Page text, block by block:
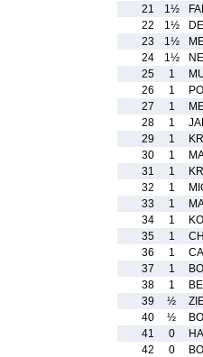
21
1½
22
1½
23
1½
24
1½
25
1
26
1
27
1
28
1
29
1
30
1
31
1
32
1
33
1
34
1
35
1
36
1
37
1
38
1
39
½
40
½
41
0
42
0